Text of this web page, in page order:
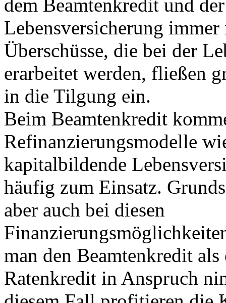
dem Beamtenkredit und der
Lebensversicherung
Überschüsse, die bei der
erarbeitet werden, fließen
in die Tilgung ein.
Beim Beamtenkredit
Refinanzierungsmodelle
kapitalbildende
häufig zum Einsatz.
aber auch bei diesen
man den Beamtenkredit als
Ratenkredit in Anspruch